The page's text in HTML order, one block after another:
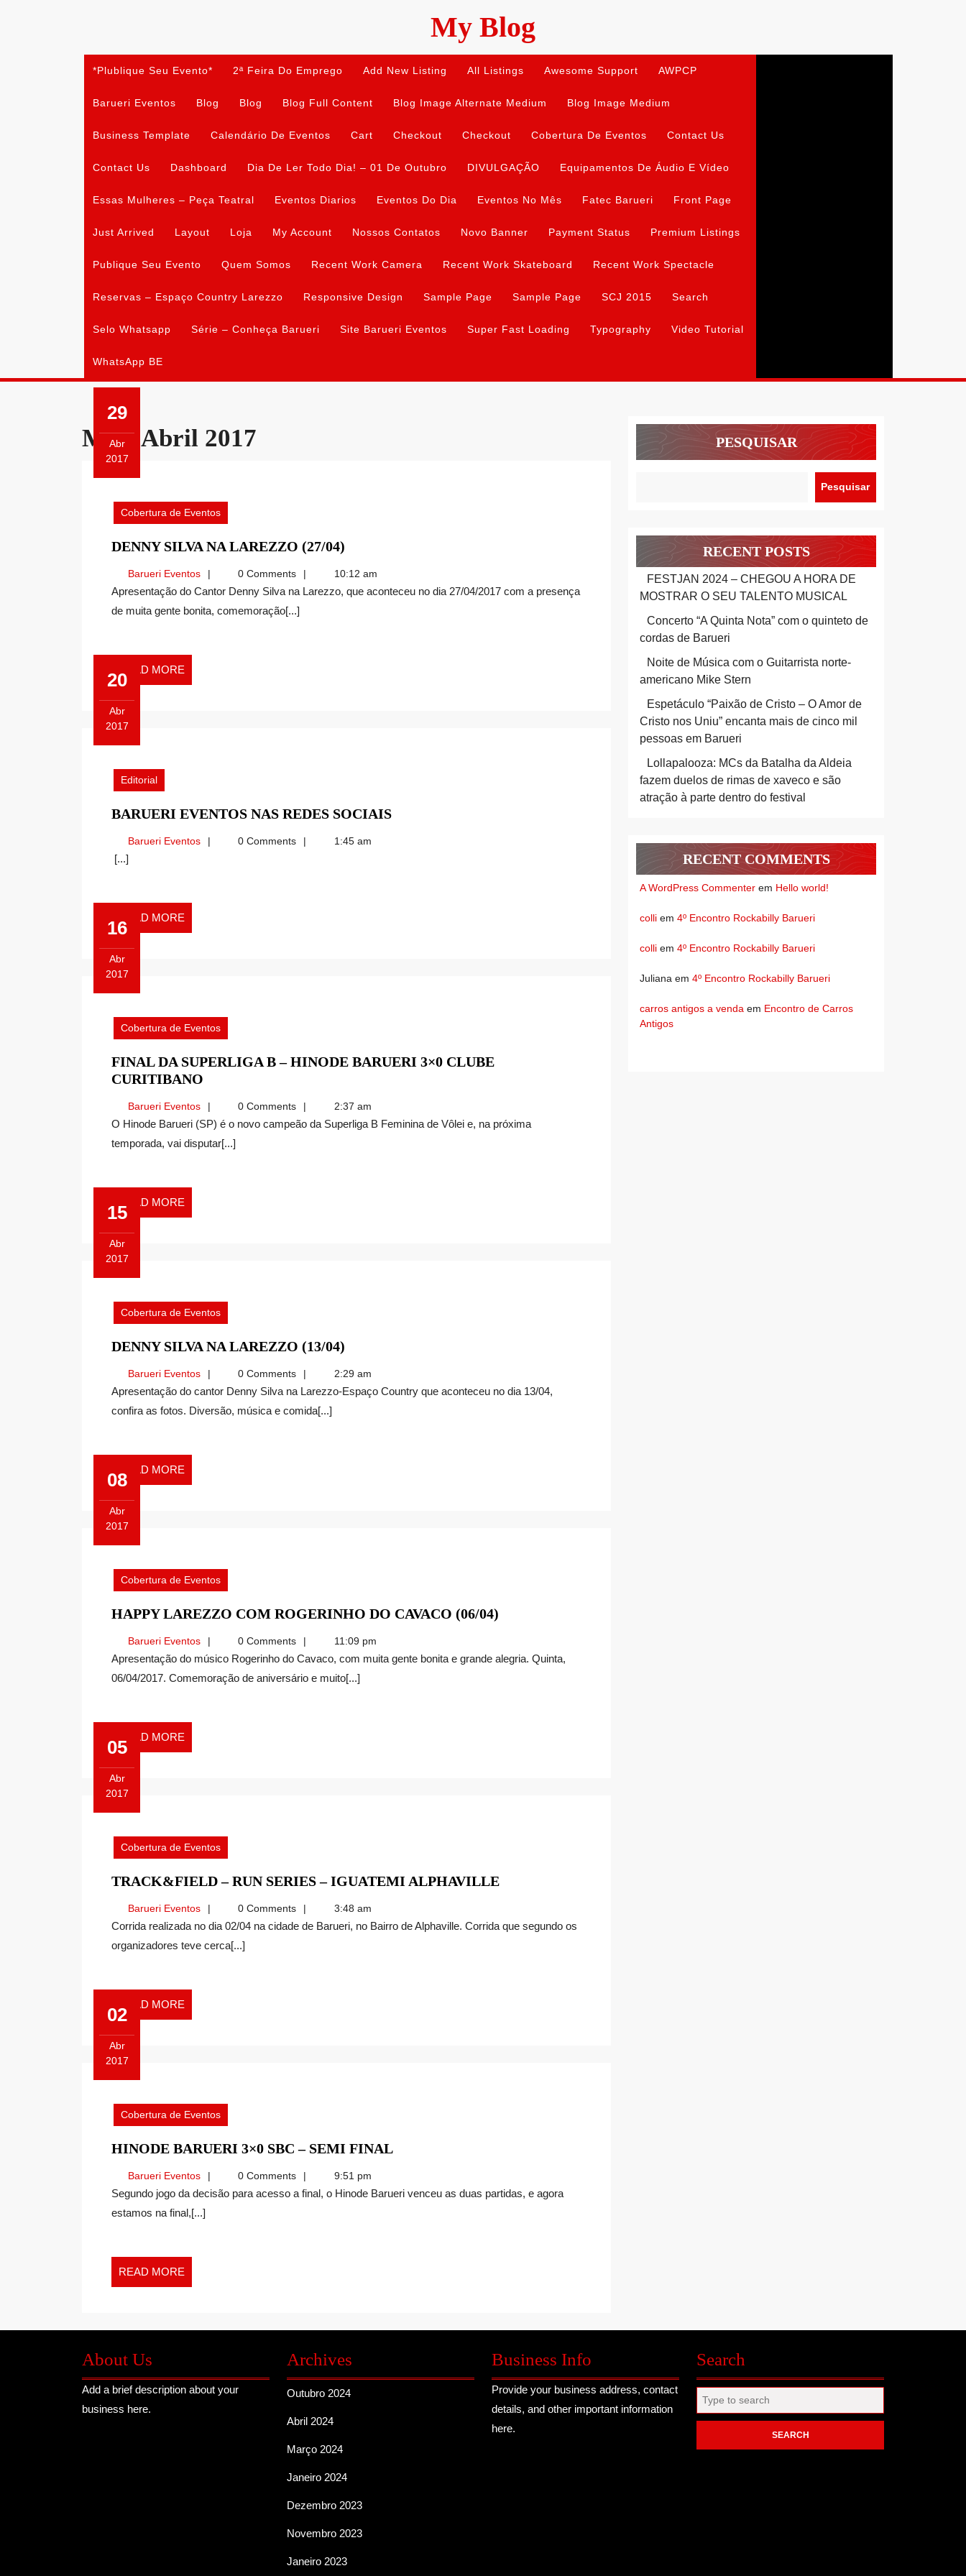
My Blog
*Plublique Seu Evento* 2ª Feira Do Emprego Add New Listing All Listings Awesome Support AWPCP
Barueri Eventos Blog Blog Blog Full Content Blog Image Alternate Medium Blog Image Medium
Business Template Calendário De Eventos Cart Checkout Checkout Cobertura De Eventos Contact Us
Contact Us Dashboard Dia De Ler Todo Dia! – 01 De Outubro DIVULGAÇÃO Equipamentos De Áudio E Vídeo
Essas Mulheres – Peça Teatral Eventos Diarios Eventos Do Dia Eventos No Mês Fatec Barueri Front Page
Just Arrived Layout Loja My Account Nossos Contatos Novo Banner Payment Status Premium Listings
Publique Seu Evento Quem Somos Recent Work Camera Recent Work Skateboard Recent Work Spectacle
Reservas – Espaço Country Larezzo Responsive Design Sample Page Sample Page SCJ 2015 Search
Selo Whatsapp Série – Conheça Barueri Site Barueri Eventos Super Fast Loading Typography Video Tutorial
WhatsApp BE
Mês: Abril 2017
29
Abr
2017
2017
Cobertura de Eventos
DENNY SILVA NA LAREZZO (27/04)
NA
LAREZZO
Barueri EventosBarueri
Eventos
0 Comments 10:12 am
Apresentação do Cantor Denny Silva na Larezzo, que aconteceu no dia 27/04/2017 com a presença
de muita gente bonita, comemoração[...]
READ MORE
MORE
20
Abr
2017
2017
Editorial
BARUERI EVENTOS NAS REDES SOCIAISBARUERI
Barueri EventosBarueri
0 Comments 1:45 am
[...]
READ MORE
MORE
16
Abr
2017
2017
Cobertura de Eventos
FINAL DA SUPERLIGA B – HINODE BARUERI 3×0 CLUBE
CURITIBANO
SUPERLIGA
B
–
Barueri EventosBarueri
Eventos
0 Comments 2:37 am
O Hinode Barueri (SP) é o novo campeão da Superliga B Feminina de Vôlei e, na próxima
temporada, vai disputar[...]
READ MORE
MORE
15
Abr
2017
2017
Cobertura de Eventos
DENNY SILVA NA LAREZZO (13/04)
NA
LAREZZO
Barueri EventosBarueri
Eventos
0 Comments 2:29 am
Apresentação do cantor Denny Silva na Larezzo-Espaço Country que aconteceu no dia 13/04,
confira as fotos. Diversão, música e comida[...]
READ MORE
MORE
08
Abr
2017
2017
Cobertura de Eventos
HAPPY LAREZZO COM ROGERINHO DO CAVACO (06/04)
ROGERINHO
Barueri EventosBarueri
Eventos
0 Comments 11:09 pm
Apresentação do músico Rogerinho do Cavaco, com muita gente bonita e grande alegria. Quinta,
06/04/2017. Comemoração de aniversário e muito[...]
READ MORE
MORE
05
Abr
2017
2017
Cobertura de Eventos
TRACK&FIELD – RUN SERIES – IGUATEMI ALPHAVILLETRACK&FIELD
SERIES
Barueri EventosBarueri
Eventos
0 Comments 3:48 am
Corrida realizada no dia 02/04 na cidade de Barueri, no Bairro de Alphaville. Corrida que segundo os
organizadores teve cerca[...]
READ MORE
MORE
02
Abr
2017
2017
Cobertura de Eventos
HINODE BARUERI 3×0 SBC – SEMI FINALHINODE
SBC
Barueri EventosBarueri
Eventos
0 Comments 9:51 pm
Segundo jogo da decisão para acesso a final, o Hinode Barueri venceu as duas partidas, e agora
estamos na final,[...]
READ MORE
MORE
PESQUISAR
Pesquisar
RECENT POSTS
FESTJAN 2024 – CHEGOU A HORA DE
MOSTRAR O SEU TALENTO MUSICAL
Concerto “A Quinta Nota” com o quinteto de
cordas de Barueri
Noite de Música com o Guitarrista norte-
americano Mike Stern
Espetáculo “Paixão de Cristo – O Amor de
Cristo nos Uniu” encanta mais de cinco mil
pessoas em Barueri
Lollapalooza: MCs da Batalha da Aldeia
fazem duelos de rimas de xaveco e são
atração à parte dentro do festival
RECENT COMMENTS
A WordPress Commenter em Hello world!
colli em 4º Encontro Rockabilly Barueri
colli em 4º Encontro Rockabilly Barueri
Juliana em 4º Encontro Rockabilly Barueri
carros antigos a venda em Encontro de Carros
Antigos
About Us
Add a brief description about your
business here.
Archives
Outubro 2024
Abril 2024
Março 2024
Janeiro 2024
Dezembro 2023
Novembro 2023
Janeiro 2023
Business Info
Provide your business address, contact
details, and other important information
here.
Search
for: